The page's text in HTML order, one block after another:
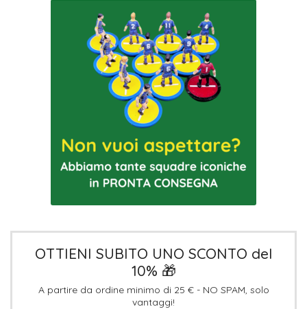
OTTIENI SUBITO UNO SCONTO del
10% 🎁
A partire da ordine minimo di 25 € - NO SPAM, solo
vantaggi!